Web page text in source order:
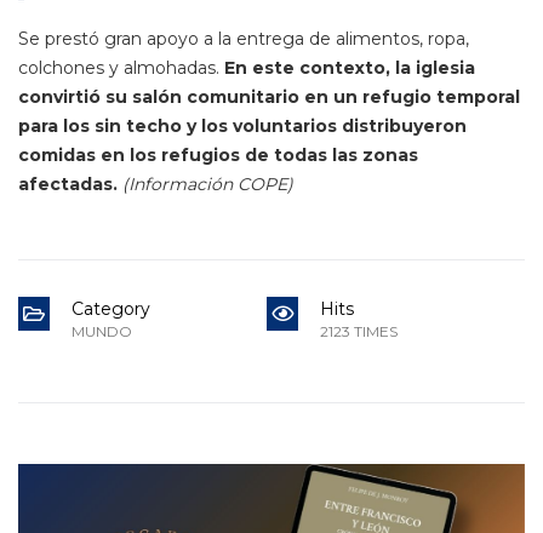
Se prestó gran apoyo a la entrega de alimentos, ropa,
colchones y almohadas. En este contexto, la iglesia
convirtió su salón comunitario en un refugio temporal
para los sin techo y los voluntarios distribuyeron
comidas en los refugios de todas las zonas
afectadas. (Información COPE)
Category
MUNDO
Hits
2123 TIMES